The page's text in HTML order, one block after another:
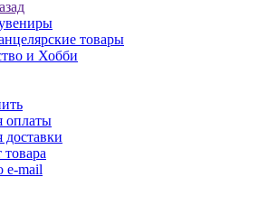
товары
и Хобби
оплаты
доставки
товара
e-mail